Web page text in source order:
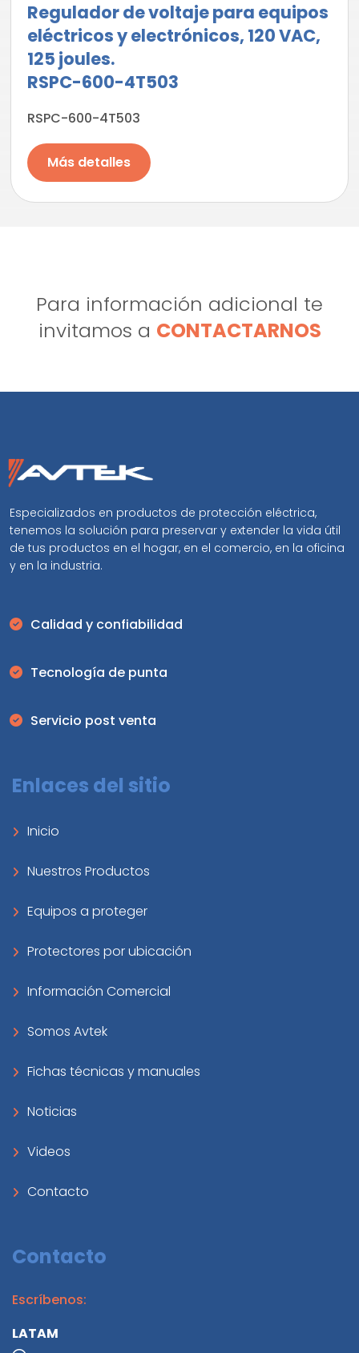
Regulador de voltaje para equipos
eléctricos y electrónicos, 120 VAC,
125 joules.
RSPC-600-4T503
RSPC-600-4T503
Más detalles
Para información adicional te
invitamos a CONTACTARNOS
Especializados en productos de protección eléctrica,
tenemos la solución para preservar y extender la vida útil
de tus productos en el hogar, en el comercio, en la oficina
y en la industria.
Calidad y confiabilidad
Tecnología de punta
Servicio post venta
Enlaces del sitio
Inicio
Nuestros Productos
Equipos a proteger
Protectores por ubicación
Información Comercial
Somos Avtek
Fichas técnicas y manuales
Noticias
Videos
Contacto
Contacto
Escríbenos:
LATAM